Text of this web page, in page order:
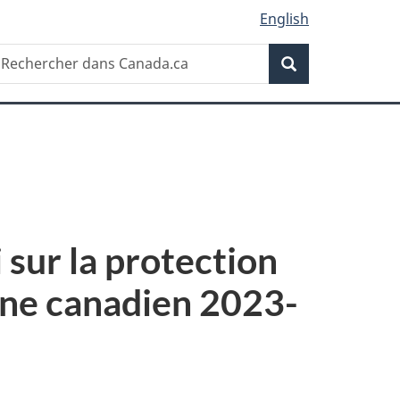
English
Recherche
sur la protection
canadien 2023-